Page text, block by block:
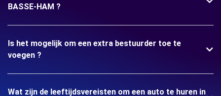
BASSE-HAM ?
Is het mogelijk om een extra bestuurder toe te
voegen ?
Wat zijn de leeftijdsvereisten om een auto te huren in